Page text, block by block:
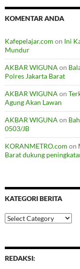
KOMENTAR ANDA
Kafepelajar.com on Ini
Mundur
AKBAR WIGUNA on
Polres Jakarta Barat
AKBAR WIGUNA on
Agung Akan Lawan
AKBAR WIGUNA on
0503/JB
KORANMETRO.com on
Barat dukung
KATEGORI BERITA
Kategori
Berita
REDAKSI: